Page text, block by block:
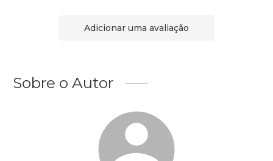
Adicionar uma avaliação
Sobre o Autor